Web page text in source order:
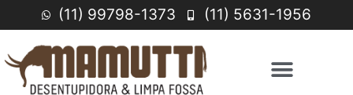
(11) 99798-1373 (11) 5631-1956